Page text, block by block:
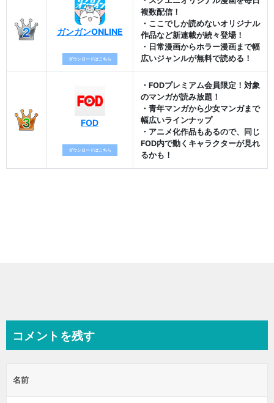
コメントを残す
名前